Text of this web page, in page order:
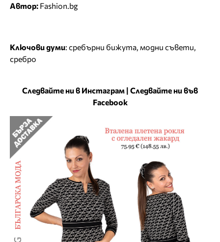
Автор: Fashion.bg
Ключови думи: сребърни бижута модни съвети
сребро
Следвайте ни в Инстаграм | Следвайте ни във
Facebook